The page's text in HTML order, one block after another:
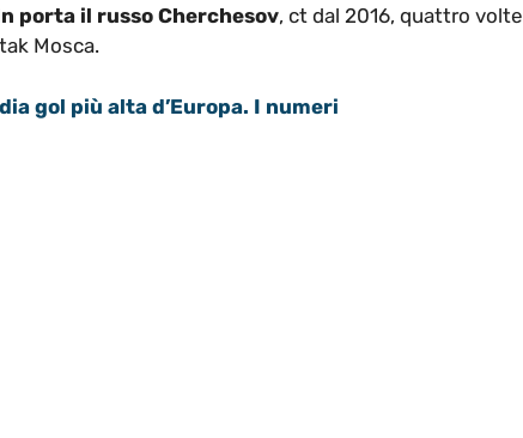
porta il russo Cherchesov, ct dal 2016, quattro volte
Mosca.
gol più alta d’Europa. I numeri